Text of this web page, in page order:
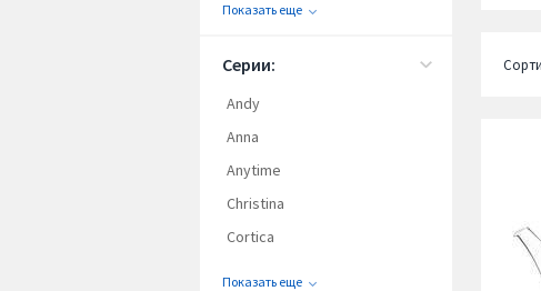
Показать еще
Серии:
Andy
Annа
Anytime
Christina
Cortica
Показать еще